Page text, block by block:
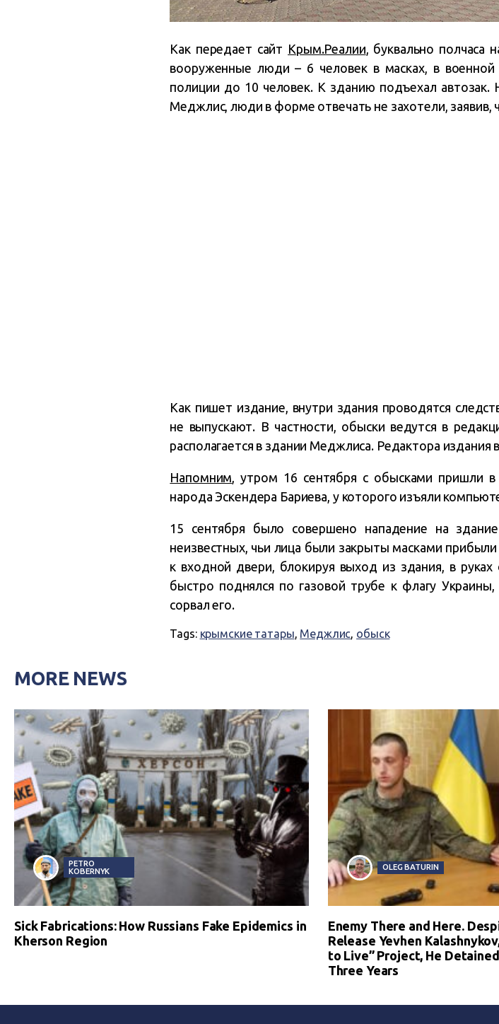
Как передает сайт Крым.Реалии , буквально
вооруженные люди – 6 человек в масках, в
полиции до 10 человек. К зданию подъехал
Меджлис, люди в форме отвечать не захотели, заявив,
Как пишет издание, внутри здания проводятся
не выпускают. В частности, обыски ведутся в
располагается в здании Меджлиса. Редактора издания
Напомним , утром 16 сентября с обысками пришли
народа Эскендера Бариева, у которого изъяли
15 сентября было совершено нападение на
неизвестных, чьи лица были закрыты масками
к входной двери, блокируя выход из здания, в
быстро поднялся по газовой трубе к флагу
сорвал его.
Tags: крымские татары, Меджлис, обыск
MORE NEWS
PETRO
KOBERNYK
Sick Fabrications: How Russians Fake Epidemics in
Kherson Region
OLEG BATURIN
Enemy There and Here.
Release Yevhen
to Live” Project, He
Three Years